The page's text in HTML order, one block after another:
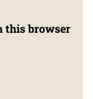
this browser